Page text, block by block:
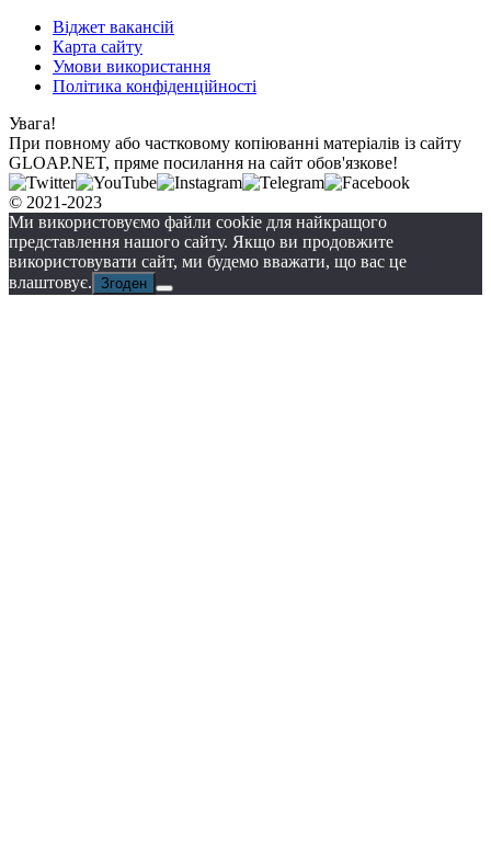
Віджет вакансій
Карта сайту
Умови використання
Політика конфіденційності
Увага!
При повному або частковому копіюванні матеріалів із сайту
GLOAP.NET, пряме посилання на сайт обов'язкове!
© 2021-2023
Ми використовуємо файли cookie для найкращого
представлення нашого сайту. Якщо ви продовжите
використовувати сайт, ми будемо вважати, що вас це
влаштовує. Згоден